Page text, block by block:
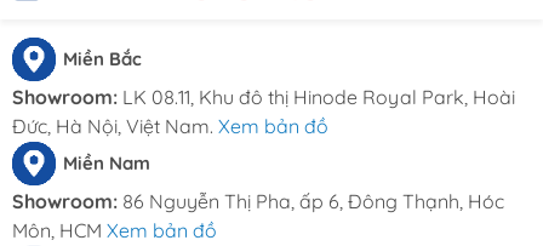
THÔNG TIN LIÊN HỆ
Đặt hàng online tại
website:Noithatduongdong.com
Hà Nội : A11 Xuân Phương Garden, đường
Trịnh Văn Bô, phường Phương Canh, Quận
Nam Từ Liêm, Thành Phố Hà Nội.
HCM : 86 Nguyễn Thị Pha, ấp 6, xã Đông
Thạnh, Hóc Môn, TP HCM
Miền Bắc
Showroom: LK 08.11, Khu đô thị Hinode Royal Park, Hoài
Đức, Hà Nội, Việt Nam. Xem bản đồ
Miền Nam
Showroom: 86 Nguyễn Thị Pha, ấp 6, Đông Thạnh, Hóc
Môn, HCM Xem bản đồ